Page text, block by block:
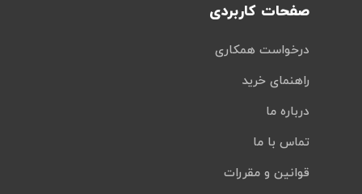
صفحات کاربردی
درخواست همکاری
راهنمای خرید
درباره ما
تماس با ما
قوانین و مقررات